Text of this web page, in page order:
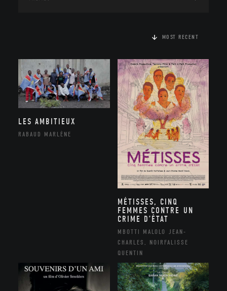
MOST RECENT
LES AMBITIEUX
RABAUD MARLÈNE
MÉTISSES, CINQ
FEMMES CONTRE UN
CRIME D’ÉTAT
MBOTTI MALOLO JEAN-
CHARLES, NOIRFALISSE
QUENTIN